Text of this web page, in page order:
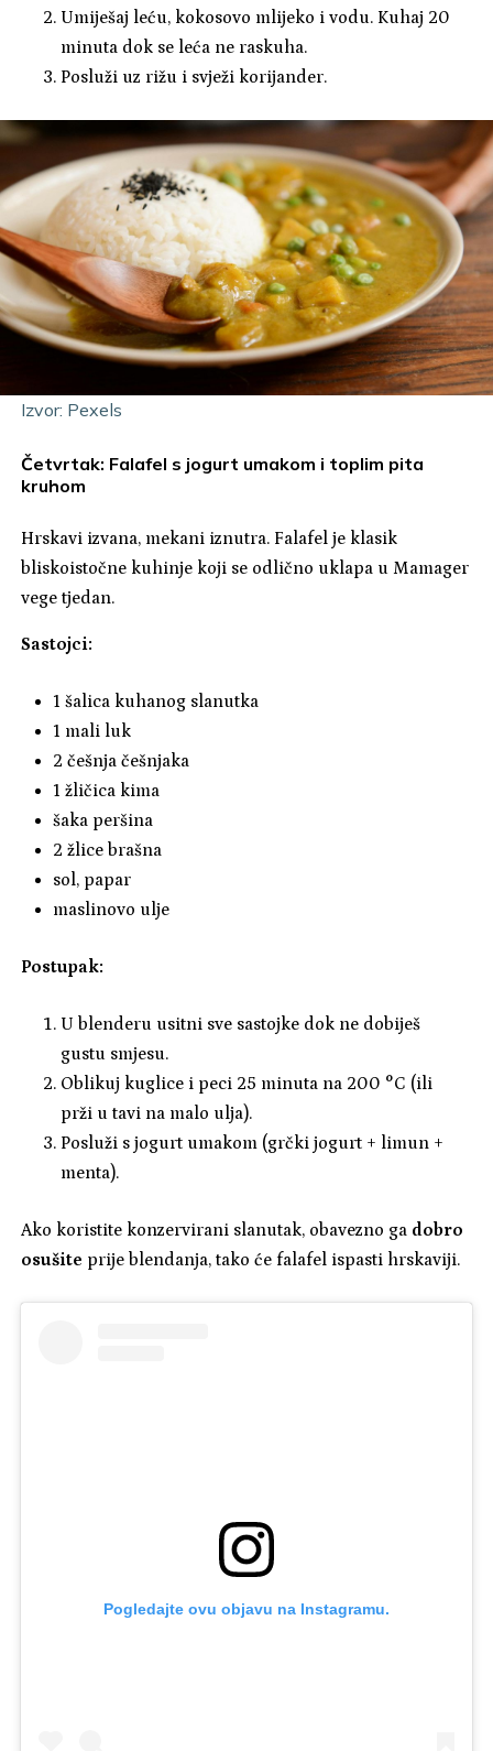
Umiješaj leću, kokosovo mlijeko i vodu. Kuhaj 20
minuta dok se leća ne raskuha.
Posluži uz rižu i svježi korijander.
Izvor: Pexels
Četvrtak: Falafel s jogurt umakom i toplim pita
kruhom
Hrskavi izvana, mekani iznutra. Falafel je klasik
bliskoistočne kuhinje koji se odlično uklapa u Mamager
vege tjedan.
Sastojci:
1 šalica kuhanog slanutka
1 mali luk
2 češnja češnjaka
1 žličica kima
šaka peršina
2 žlice brašna
sol, papar
maslinovo ulje
Postupak:
U blenderu usitni sve sastojke dok ne dobiješ
gustu smjesu.
Oblikuj kuglice i peci 25 minuta na 200 °C (ili
prži u tavi na malo ulja).
Posluži s jogurt umakom (grčki jogurt + limun +
menta).
Ako koristite konzervirani slanutak, obavezno ga dobro
osušite prije blendanja, tako će falafel ispasti hrskaviji.
Pogledajte ovu objavu na Instagramu.